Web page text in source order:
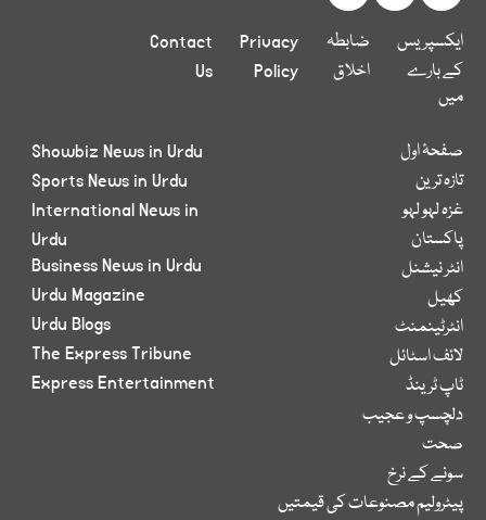
ایکسپریس
کے بارے
میں
ضابطہ
اخلاق
Privacy
Policy
Contact
Us
صفحۂ اول
تازہ ترین
غزہ لہو لہو
پاکستان
انٹر نیشنل
کھیل
انٹرٹینمنٹ
لائف اسٹائل
ٹاپ ٹرینڈ
دلچسپ و عجیب
صحت
سونے کے نرخ
پیٹرولیم مصنوعات کی قیمتیں
Showbiz News in Urdu
Sports News in Urdu
International News in
Urdu
Business News in Urdu
Urdu Magazine
Urdu Blogs
The Express Tribune
Express Entertainment